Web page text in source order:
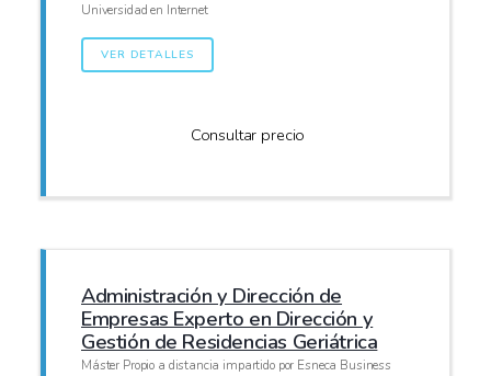
Universidad en Internet
VER DETALLES
Consultar precio
Administración y Dirección de
Empresas Experto en Dirección y
Gestión de Residencias Geriátrica
Máster Propio a distancia impartido por Esneca Business